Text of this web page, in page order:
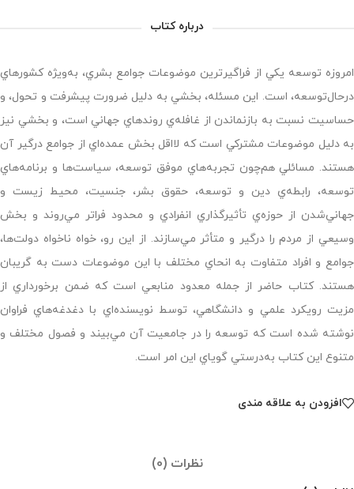
درباره کتاب
امروزه توسعه يكي از فراگيرترين موضوعات جوامع بشري، به‌ويژه كشورهاي
درحال‌توسعه، است. اين مسئله، بخشي به دليل ضرورت پيشرفت و تحول، و
حساسيت نسبت به بازنماندن از غافله‌ي روندهاي جهاني است، و بخشي نيز
به دليل موضوعات مشتركي است كه لااقل بخش عمده‌اي از جوامع درگير آن
هستند. مسائلي هم‌چون تجربه‌هاي موفق توسعه، سياست‌ها و برنامه‌هاي
توسعه، رابطه‌ي دين و توسعه، حقوق بشر، جنسيت، محيط زيست و
جهاني‌شدن از حوزه‌ي تأثيرگذاري انفرادي و محدود فراتر مي‌روند و بخش
وسيعي از مردم را درگير و متأثر مي‌سازند. از اين رو، خواه ناخواه دولت‌ها،
جوامع و افراد متفاوت به انحاي مختلف با اين موضوعات دست به گريبان
هستند. كتاب حاضر از جمله معدود منابعي است كه ضمن برخورداري از
مزيت رويكرد علمي و دانشگاهي، توسط نويسنده‌اي با دغدغه‌هاي فراوان
نوشته شده است كه توسعه را در جامعيت آن مي‌بيند و فصول مختلف و
متنوع اين كتاب به‌درستي گوياي اين امر است.
افزودن به علاقه مندی
نظرات (0)